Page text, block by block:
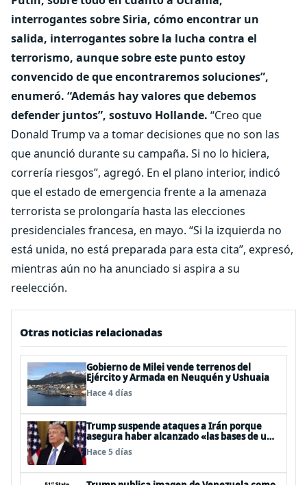
interrogantes sobre Siria, cómo encontrar un
salida, interrogantes sobre la lucha contra el
terrorismo, aunque sobre este punto estoy
convencido de que encontraremos soluciones”,
enumeró. “Además hay valores que debemos
defender juntos”, sostuvo Hollande. “Creo que
Donald Trump va a tomar decisiones que no son las
que anunció durante su campaña. Si no lo hiciera,
correría riesgos”, agregó. En el plano interior, indicó
que el estado de emergencia frente a la amenaza
terrorista se prolongaría hasta las elecciones
presidenciales francesa, en mayo. “Si la izquierda no
está unida, no está preparada para esta cita”, expresó,
mientras aún no ha anunciado si aspira a su
reelección.
Otras noticias relacionadas
Gobierno de Milei vende terrenos del
Ejército y Armada en Neuquén y Ushuaia
Hace 4 días
Trump suspende ataques a Irán porque
asegura haber alcanzado «las bases de un
acuerdo»
Hace 5 días